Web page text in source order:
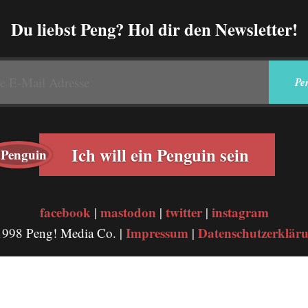
Du liebst Peng? Hol dir den Newsletter!
Ich will ein Penguin sein
facebook | mastodon | twitter| instagram
Peng! Media Co. | Impressum |